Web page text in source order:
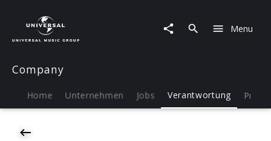
Menu
Company
Home Unternehmen Jobs Verantwortung